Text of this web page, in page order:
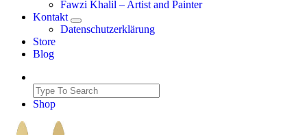
Fawzi Khalil – Artist and Painter
Kontakt
Datenschutzerklärung
Store
Blog
Shop